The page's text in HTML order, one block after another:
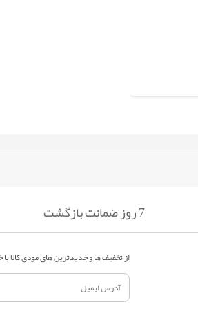
7 روز ضمانت بازگشت
از تخفیف ها و جدیدترین های مودی کالا